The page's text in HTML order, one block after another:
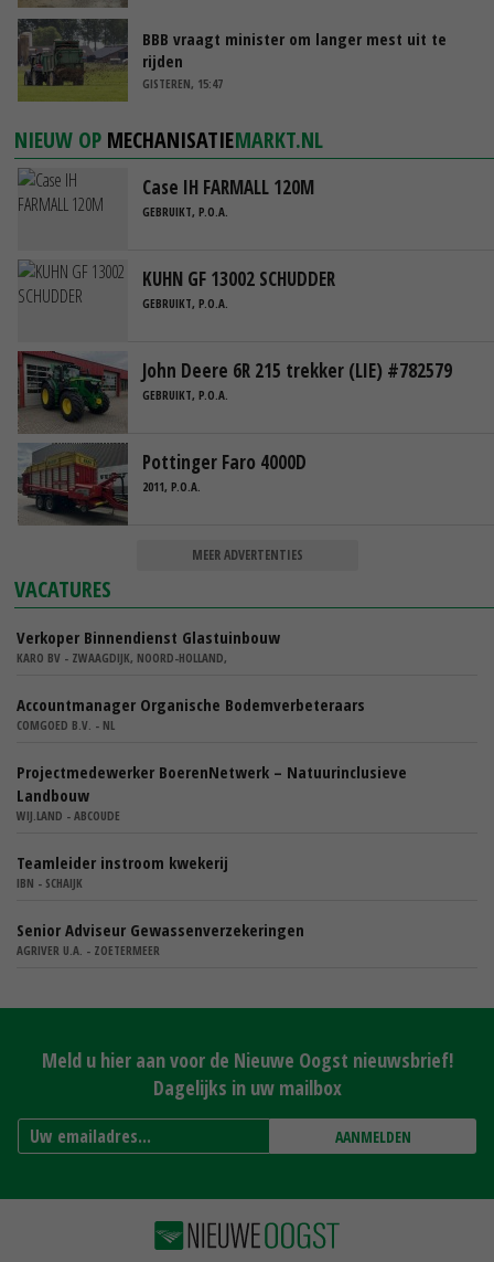
BBB vraagt minister om langer mest uit te
rijden
GISTEREN, 15:47
NIEUW OP MECHANISATIEMARKT.NL
Case IH FARMALL 120M
GEBRUIKT, P.O.A.
KUHN GF 13002 SCHUDDER
GEBRUIKT, P.O.A.
John Deere 6R 215 trekker (LIE) #782579
GEBRUIKT, P.O.A.
Pottinger Faro 4000D
2011, P.O.A.
MEER ADVERTENTIES
VACATURES
Verkoper Binnendienst Glastuinbouw
KARO BV - ZWAAGDIJK, NOORD-HOLLAND,
Accountmanager Organische Bodemverbeteraars
COMGOED B.V. - NL
Projectmedewerker BoerenNetwerk – Natuurinclusieve
Landbouw
WIJ.LAND - ABCOUDE
Teamleider instroom kwekerij
IBN - SCHAIJK
Senior Adviseur Gewassenverzekeringen
AGRIVER U.A. - ZOETERMEER
Meld u hier aan voor de Nieuwe Oogst nieuwsbrief!
Dagelijks in uw mailbox
AANMELDEN